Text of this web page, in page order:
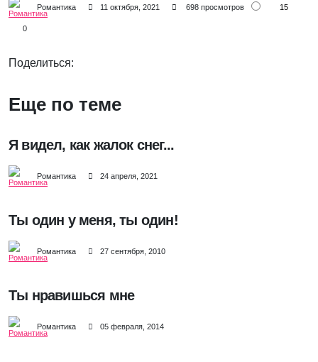
Романтика 11 октября, 2021 698 просмотров 15
0
Поделиться:
Еще по теме
Я видел, как жалок снег...
Романтика 24 апреля, 2021
Ты один у меня, ты один!
Романтика 27 сентября, 2010
Ты нравишься мне
Романтика 05 февраля, 2014